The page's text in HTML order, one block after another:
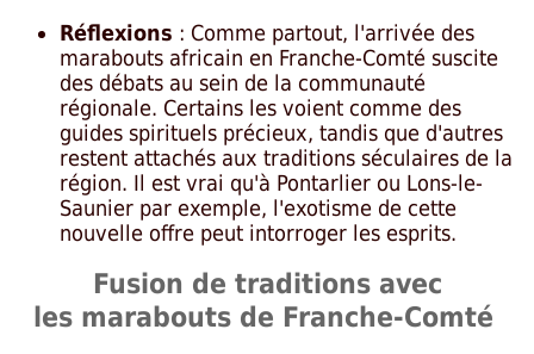
Réflexions : Comme partout, l'arrivée des
marabouts africain en Franche-Comté suscite
des débats au sein de la communauté
régionale. Certains les voient comme des
guides spirituels précieux, tandis que d'autres
restent attachés aux traditions séculaires de la
région. Il est vrai qu'à Pontarlier ou Lons-le-
Saunier par exemple, l'exotisme de cette
nouvelle offre peut intorroger les esprits.
Fusion de traditions avec
les marabouts de Franche-Comté